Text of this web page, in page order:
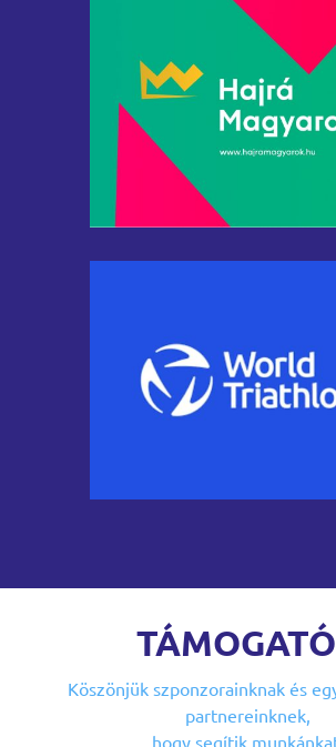
Köszönjük szponzorainknakés
partnereinknek,
hogy segítik